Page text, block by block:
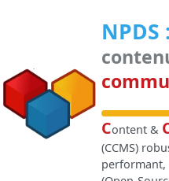
NPDS :
Content &
(CCMS)